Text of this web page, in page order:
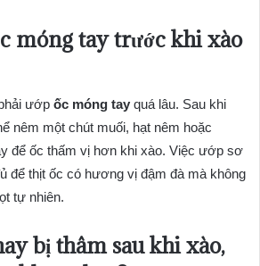
móng tay trước khi xào
ướp ốc móng tay quá lâu. Sau khi
nêm một chút muối, hạt nêm hoặc
để ốc thấm vị hơn khi xào. Việc ướp sơ
để thịt ốc có hương vị đậm đà mà không
tự nhiên.
bị thâm sau khi xào,